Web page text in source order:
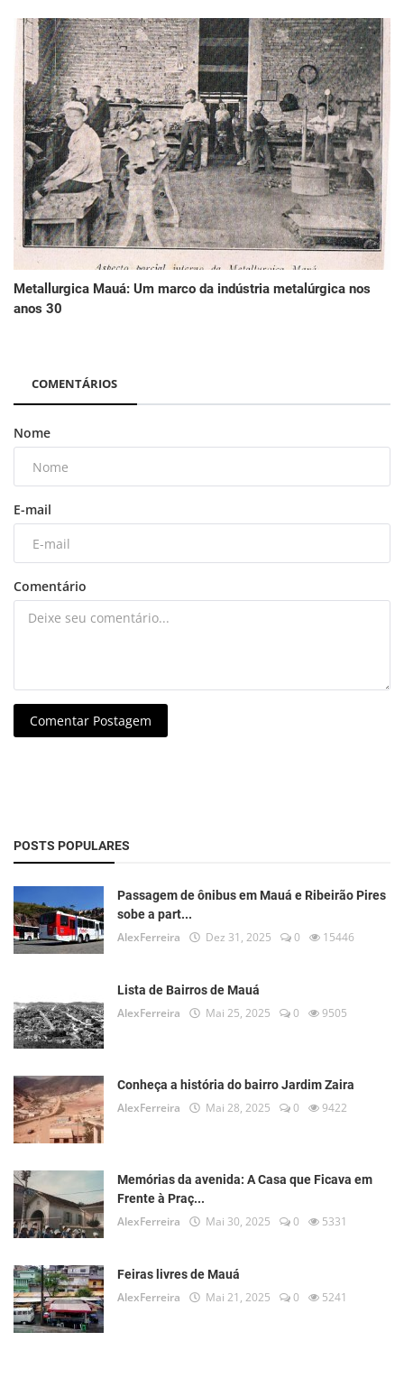
Metallurgica Mauá: Um marco da indústria metalúrgica nos
anos 30
COMENTÁRIOS
Nome
E-mail
Comentário
Comentar Postagem
POSTS POPULARES
Passagem de ônibus em Mauá e Ribeirão Pires
sobe a part...
AlexFerreira Dez 31, 2025 0 15446
Lista de Bairros de Mauá
AlexFerreira Mai 25, 2025 0 9505
Conheça a história do bairro Jardim Zaira
AlexFerreira Mai 28, 2025 0 9422
Memórias da avenida: A Casa que Ficava em
Frente à Praç...
AlexFerreira Mai 30, 2025 0 5331
Feiras livres de Mauá
AlexFerreira Mai 21, 2025 0 5241